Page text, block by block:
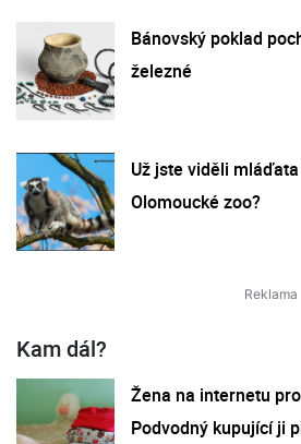
Bánovský poklad
železné
Už jste viděli
Olomoucké zoo?
Kam dál?
Žena na internetu
Podvodný kupující ji